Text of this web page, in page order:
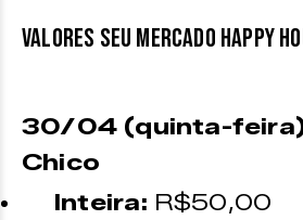
VALORES SEU MERCADO HAPPY
30/04 (quinta-feira)
Chico
Inteira: R$50,00